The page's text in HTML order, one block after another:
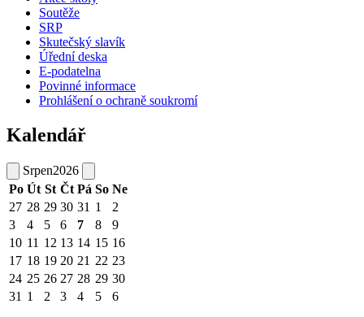
Soutěže
SRP
Skutečský slavík
Úřední deska
E-podatelna
Povinné informace
Prohlášení o ochraně soukromí
Kalendář
Srpen2026
Po Út St Čt Pá So Ne
27 28 29 30 31 1
2
3
4 5 6 7 8
9
10 11 12 13 14 15 16
17 18 19 20 21 22 23
24 25 26 27 28 29 30
31 1 2 3 4 5 6